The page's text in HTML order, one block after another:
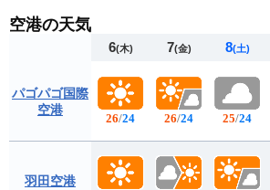
空港の天気
パゴパゴ国際
空港
羽田空港
6(木)
26/24
7(金)
26/24
8(土)
25/24